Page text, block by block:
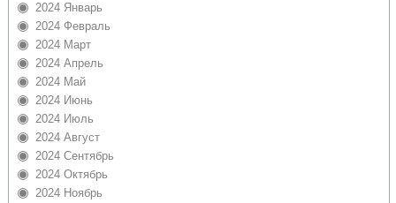
2024 Январь
2024 Февраль
2024 Март
2024 Апрель
2024 Май
2024 Июнь
2024 Июль
2024 Август
2024 Сентябрь
2024 Октябрь
2024 Ноябрь